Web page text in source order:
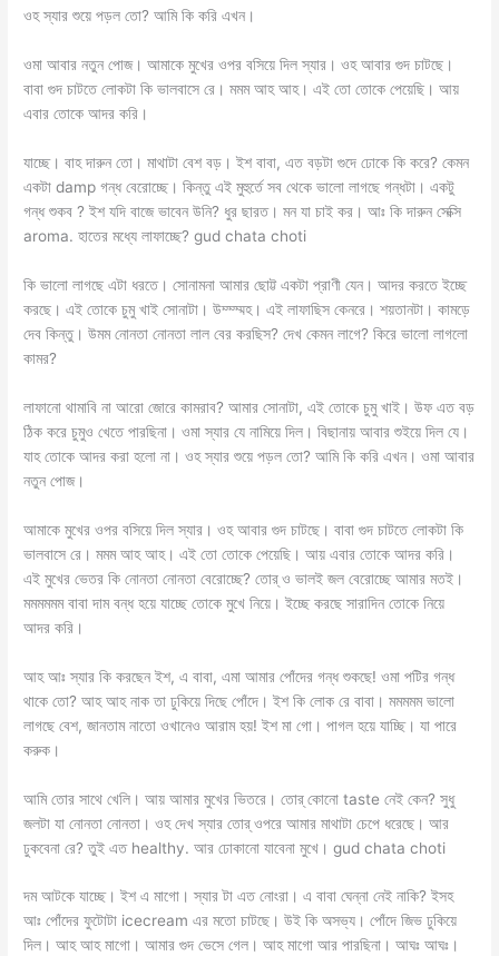
ওহ স্যার শুয়ে পড়ল তো? আমি কি করি এখন।
ওমা আবার নতুন পোজ। আমাকে মুখের ওপর বসিয়ে দিল স্যার। ওহ আবার গুদ চাটছে।
বাবা গুদ চাটতে লোকটা কি ভালবাসে রে। মমম আহ আহ। এই তো তোকে পেয়েছি। আয়
এবার তোকে আদর করি।
যাচ্ছে। বাহ দারুন তো। মাথাটা বেশ বড়। ইশ বাবা, এত বড়টা গুদে ঢোকে কি করে? কেমন
একটা damp গন্ধ বেরোচ্ছে। কিন্তু এই মুহুর্তে সব থেকে ভালো লাগছে গন্ধটা। একটু
গন্ধ শুকব ? ইশ যদি বাজে ভাবেন উনি? ধুর ছারত। মন যা চাই কর। আঃ কি দারুন সেক্সি
aroma. হাতের মধ্যে লাফাচ্ছে? gud chata choti
কি ভালো লাগছে এটা ধরতে। সোনামনা আমার ছোট্ট একটা প্রাণী যেন। আদর করতে ইচ্ছে
করছে। এই তোকে চুমু খাই সোনাটা। উম্ম্ম্মহ। এই লাফাছিস কেনরে। শয়তানটা। কামড়ে
দেব কিন্তু। উমম নোনতা নোনতা লাল বের করছিস? দেখ কেমন লাগে? কিরে ভালো লাগলো
কামর?
লাফানো থামাবি না আরো জোরে কামরাব? আমার সোনাটা, এই তোকে চুমু খাই। উফ এত বড়
ঠিক করে চুমুও খেতে পারছিনা। ওমা স্যার যে নামিয়ে দিল। বিছানায় আবার শুইয়ে দিল যে।
যাহ তোকে আদর করা হলো না। ওহ স্যার শুয়ে পড়ল তো? আমি কি করি এখন। ওমা আবার
নতুন পোজ।
আমাকে মুখের ওপর বসিয়ে দিল স্যার। ওহ আবার গুদ চাটছে। বাবা গুদ চাটতে লোকটা কি
ভালবাসে রে। মমম আহ আহ। এই তো তোকে পেয়েছি। আয় এবার তোকে আদর করি।
এই মুখের ভেতর কি নোনতা নোনতা বেরোচ্ছে? তোর্ ও ভালই জল বেরোচ্ছে আমার মতই।
মমমমমম বাবা দাম বন্ধ হয়ে যাচ্ছে তোকে মুখে নিয়ে। ইচ্ছে করছে সারাদিন তোকে নিয়ে
আদর করি।
আহ আঃ স্যার কি করছেন ইশ, এ বাবা, এমা আমার পোঁদের গন্ধ শুকছে! ওমা পটির গন্ধ
থাকে তো? আহ আহ নাক তা ঢুকিয়ে দিছে পোঁদে। ইশ কি লোক রে বাবা। মমমমম ভালো
লাগছে বেশ, জানতাম নাতো ওখানেও আরাম হয়! ইশ মা গো। পাগল হয়ে যাচ্ছি। যা পারে
করুক।
আমি তোর সাথে খেলি। আয় আমার মুখের ভিতরে। তোর্ কোনো taste নেই কেন? সুধু
জলটা যা নোনতা নোনতা। ওহ দেখ স্যার তোর্ ওপরে আমার মাথাটা চেপে ধরেছে। আর
ঢুকবেনা রে? তুই এত healthy. আর ঢোকানো যাবেনা মুখে। gud chata choti
দম আটকে যাচ্ছে। ইশ এ মাগো। স্যার টা এত নোংরা। এ বাবা ঘেন্না নেই নাকি? ইসহ
আঃ পোঁদের ফুটোটা icecream এর মতো চাটছে। উই কি অসভ্য। পোঁদে জিভ ঢুকিয়ে
দিল। আহ আহ মাগো। আমার গুদ ভেসে গেল। আহ মাগো আর পারছিনা। আঘঃ আঘঃ।